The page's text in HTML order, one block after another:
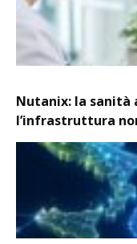
Nutanix: la sanità
l’infrastruttura